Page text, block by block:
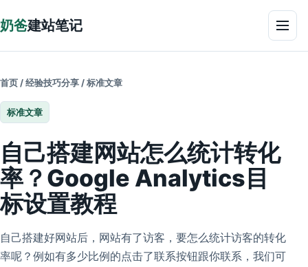
奶爸建站笔记 菜单
首页 /经验技巧分享 /标准文章
标准文章
自己搭建网站怎么统计转化
率？Google Analytics目
标设置教程
自己搭建好网站后，网站有了访客，要怎么统计访客的转化
率呢？例如有多少比例的点击了联系按钮跟你联系，我们可